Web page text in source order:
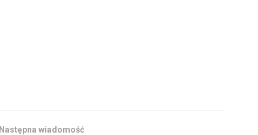
Następna wiadomość